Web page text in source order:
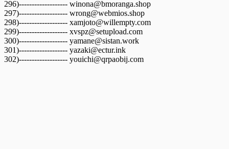
296)------------------- winona@bmoranga.shop
297)------------------- wrong@webmios.shop
298)------------------- xamjoto@willempty.com
299)------------------- xvspz@setupload.com
300)------------------- yamane@sistan.work
301)------------------- yazaki@ectur.ink
302)------------------- youichi@qrpaobij.com